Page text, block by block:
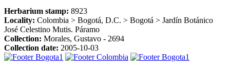
Herbarium stamp: 8923
Locality: Colombia > Bogotá, D.C. > Bogotá > Jardín Botánico
José Celestino Mutis. Páramo
Collection: Morales, Gustavo - 2694
Collection date: 2005-10-03